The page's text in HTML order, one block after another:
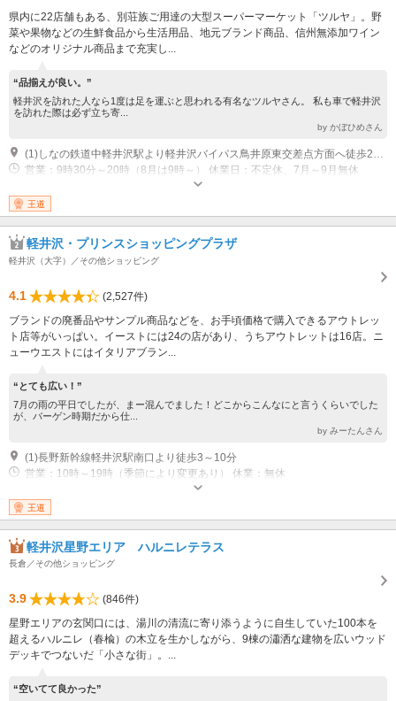
県内に22店舗もある、別荘族ご用達の大型スーパーマーケット「ツルヤ」。野
菜や果物などの生鮮食品から生活用品、地元ブランド商品、信州無添加ワイン
などのオリジナル商品まで充実し...
“品揃えが良い。”
軽井沢を訪れた人なら1度は足を運ぶと思われる有名なツルヤさん。 私も車で軽井沢
を訪れた際は必ず立ち寄...
by かぼひめさん
営業：9時30分～20時（8月は9時～） 休業日：不定休、7月～9月無休
王道
軽井沢・プリンスショッピングプラザ
軽井沢（大字）／その他ショッピング
4.1
(2,527件)
ブランドの廃番品やサンプル商品などを、お手頃価格で購入できるアウトレッ
ト店等がいっぱい。イーストには24の店があり、うちアウトレットは16店。ニ
ューウエストにはイタリアブラン...
“とても広い！”
7月の雨の平日でしたが、まー混んでました！どこからこんなにと言うくらいでした
が、バーゲン時期だから仕...
by みーたんさん
(1)長野新幹線軽井沢駅南口より徒歩3～10分
営業：10時～19時（季節により変更あり） 休業：無休
王道
軽井沢星野エリア ハルニレテラス
長倉／その他ショッピング
3.9
(846件)
星野エリアの玄関口には、湯川の清流に寄り添うように自生していた100本を
超えるハルニレ（春楡）の木立を生かしながら、9棟の瀟洒な建物を広いウッド
デッキでつないだ「小さな街」。...
“空いてて良かった”